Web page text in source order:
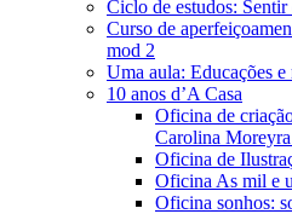
Ciclo de estudos: Sentir
Curso de
mod 2
Uma aula: Educações
10 anos d’A Casa
Oficina de
Carolina
Oficina de
Oficina As mil e
Oficina sonhos: